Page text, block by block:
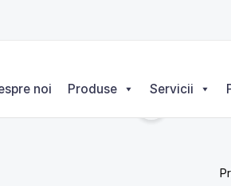
noi Produse Servicii